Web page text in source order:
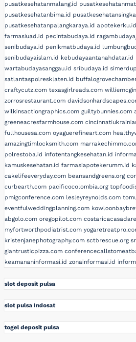
pusatkesehatanmalang.id
pusatkesehatanbima.id
pusatkesehatanpalangkaraya.id apotekerku.id
farmasiuad.id pecintabudaya.id
senibudaya.id penikmatbudaya.id
senibudayaislam.id kebudayaantanahdatar.id
wartabudayasanggau.id sribudaya.id
satlantaspolresklaten.id
craftycutz.com texasgirlreads.com
zorrosrestaurant.com
wilkinsactiongraphics.com guiltybunnies.com
greeneacresfarmhouse.com
fullhousesa.com oyaguerefineart.com
amazingtimlocksmith.com
polrestoba.id infotentangkesehatan.id
kamuskesehatan.id farmasiapotekerumm.id
cakelifeeveryday.com beansandgreens.org
curbearth.com pacificocolombia.org
pmigconference.com lesleyreynolds.com
eventfulweddingplanning.com
abgolo.com oregopilot.com
myfortworthpodiatrist.com
kristenjanephotography.com sctbrescue.org
giantrusticpizza.com
keamananinformasi.id zonainformasi.id
slot deposit pulsa
slot pulsa Indosat
togel deposit pulsa